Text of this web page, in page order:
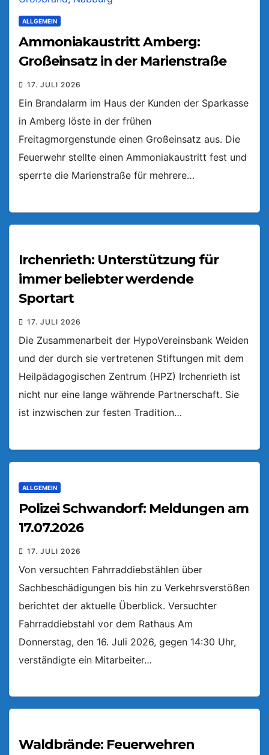
ALLGEMEIN
Ammoniakaustritt Amberg:
Großeinsatz in der Marienstraße
17. JULI 2026
Ein Brandalarm im Haus der Kunden der Sparkasse
in Amberg löste in der frühen
Freitagmorgenstunde einen Großeinsatz aus. Die
Feuerwehr stellte einen Ammoniakaustritt fest und
sperrte die Marienstraße für mehrere…
Irchenrieth: Unterstützung für
immer beliebter werdende
Sportart
17. JULI 2026
Die Zusammenarbeit der HypoVereinsbank Weiden
und der durch sie vertretenen Stiftungen mit dem
Heilpädagogischen Zentrum (HPZ) Irchenrieth ist
nicht nur eine lange währende Partnerschaft. Sie
ist inzwischen zur festen Tradition…
ALLGEMEIN
Polizei Schwandorf: Meldungen am
17.07.2026
17. JULI 2026
Von versuchten Fahrraddiebstählen über
Sachbeschädigungen bis hin zu Verkehrsverstößen
berichtet der aktuelle Überblick. Versuchter
Fahrraddiebstahl vor dem Rathaus Am
Donnerstag, den 16. Juli 2026, gegen 14:30 Uhr,
verständigte ein Mitarbeiter…
Waldbrände: Feuerwehren